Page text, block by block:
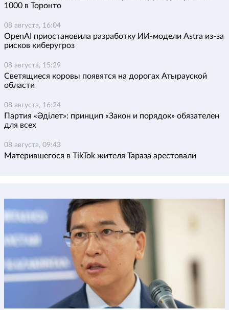
1000 в Торонто
08 августа, 16:04
OpenAI приостановила разработку ИИ-модели Astra из-за
рисков киберугроз
08 августа, 15:29
Светящиеся коровы появятся на дорогах Атырауской
области
08 августа, 16:24
Партия «Әділет»: принцип «Закон и порядок» обязателен
для всех
08 августа, 09:43
Матерившегося в TikTok жителя Тараза арестовали